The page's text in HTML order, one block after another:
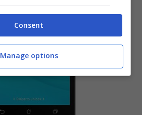
Consent
Manage options